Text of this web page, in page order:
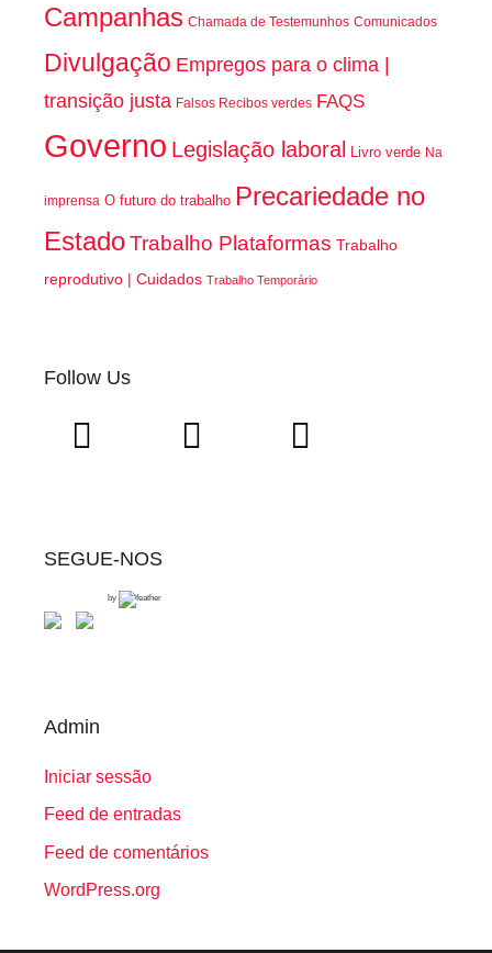
Campanhas Chamada de Testemunhos Comunicados
Divulgação Empregos para o clima |
transição justa Falsos Recibos verdes FAQS
Governo Legislação laboral Livro verde Na
imprensa O futuro do trabalho Precariedade no
EstadoTrabalho Plataformas Trabalho
reprodutivo | Cuidados Trabalho Temporário
Follow Us
SEGUE-NOS
by
Admin
Iniciar sessão
Feed de entradas
Feed de comentários
WordPress.org